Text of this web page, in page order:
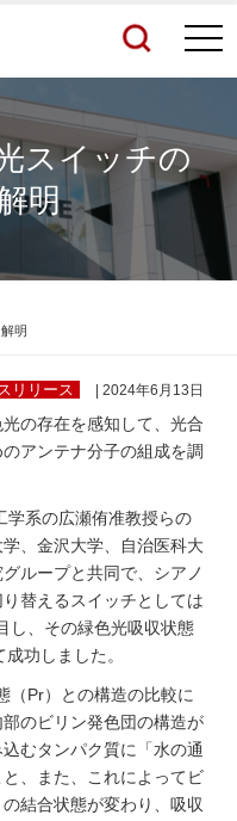
見る
すべてを検索する
スイッチの
明
明
リリース | 2024年6月13日
の存在を感知して、光合
アンテナ分子の組成を調
学系の広瀬侑准教授らの
、金沢大学、自治医科大
ループと共同で、シアノ
替えるスイッチとしては
し、その緑色光吸収状態
功しました。
（Pr）との構造の比較に
のビリン発色団の構造が
むタンパク質に「水の通
、また、これによってビ
結合状態が変わり、吸収